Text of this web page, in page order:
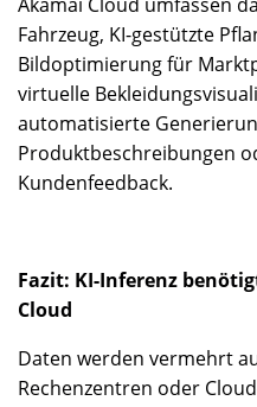
Fahrzeug, KI-gestützte
Bildoptimierung für
virtuelle
automatisierte
Produktbeschreibungen
Kundenfeedback.
Fazit: KI-Inferenz
Cloud
Daten werden vermehrt
Rechenzentren oder